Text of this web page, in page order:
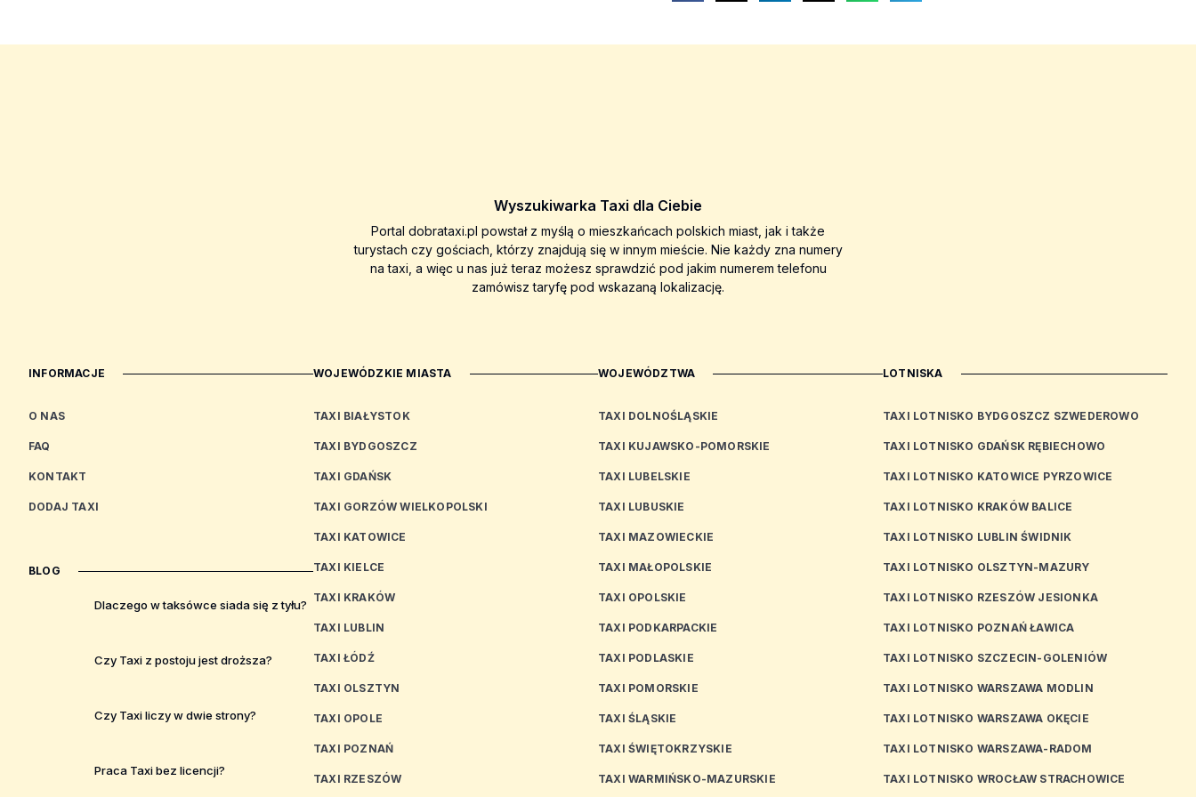
Wyszukiwarka Taxi dla Ciebie
Portal dobrataxi.pl powstał z myślą o mieszkańcach polskich miast, jak i także
turystach czy gościach, którzy znajdują się w innym mieście. Nie każdy zna numery
na taxi, a więc u nas już teraz możesz sprawdzić pod jakim numerem telefonu
zamówisz taryfę pod wskazaną lokalizację.
INFORMACJE
O NAS
FAQ
KONTAKT
DODAJ TAXI
BLOG
Dlaczego w taksówce siada się z tyłu?
Czy Taxi z postoju jest droższa?
Czy Taxi liczy w dwie strony?
Praca Taxi bez licencji?
WOJEWÓDZKIE MIASTA
TAXI BIAŁYSTOK
TAXI BYDGOSZCZ
TAXI GDAŃSK
TAXI GORZÓW WIELKOPOLSKI
TAXI KATOWICE
TAXI KIELCE
TAXI KRAKÓW
TAXI LUBLIN
TAXI ŁÓDŹ
TAXI OLSZTYN
TAXI OPOLE
TAXI POZNAŃ
TAXI RZESZÓW
WOJEWÓDZTWA
TAXI DOLNOŚLĄSKIE
TAXI KUJAWSKO-POMORSKIE
TAXI LUBELSKIE
TAXI LUBUSKIE
TAXI MAZOWIECKIE
TAXI MAŁOPOLSKIE
TAXI OPOLSKIE
TAXI PODKARPACKIE
TAXI PODLASKIE
TAXI POMORSKIE
TAXI ŚLĄSKIE
TAXI ŚWIĘTOKRZYSKIE
TAXI WARMIŃSKO-MAZURSKIE
LOTNISKA
TAXI LOTNISKO BYDGOSZCZ SZWEDEROWO
TAXI LOTNISKO GDAŃSK RĘBIECHOWO
TAXI LOTNISKO KATOWICE PYRZOWICE
TAXI LOTNISKO KRAKÓW BALICE
TAXI LOTNISKO LUBLIN ŚWIDNIK
TAXI LOTNISKO OLSZTYN-MAZURY
TAXI LOTNISKO RZESZÓW JESIONKA
TAXI LOTNISKO POZNAŃ ŁAWICA
TAXI LOTNISKO SZCZECIN-GOLENIÓW
TAXI LOTNISKO WARSZAWA MODLIN
TAXI LOTNISKO WARSZAWA OKĘCIE
TAXI LOTNISKO WARSZAWA-RADOM
TAXI LOTNISKO WROCŁAW STRACHOWICE